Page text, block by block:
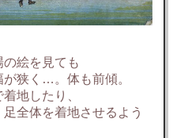
絵を見ても
狭く…。体も前傾。
地したり、
全体を着地させるよう